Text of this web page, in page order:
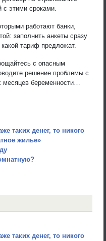
этими сроками.
работают банки,
заполнить анкеты сразу
тариф предложат.
с опасным
решение проблемы с
беременности…
таких денег, то никого
жилье»
таких денег, то никого